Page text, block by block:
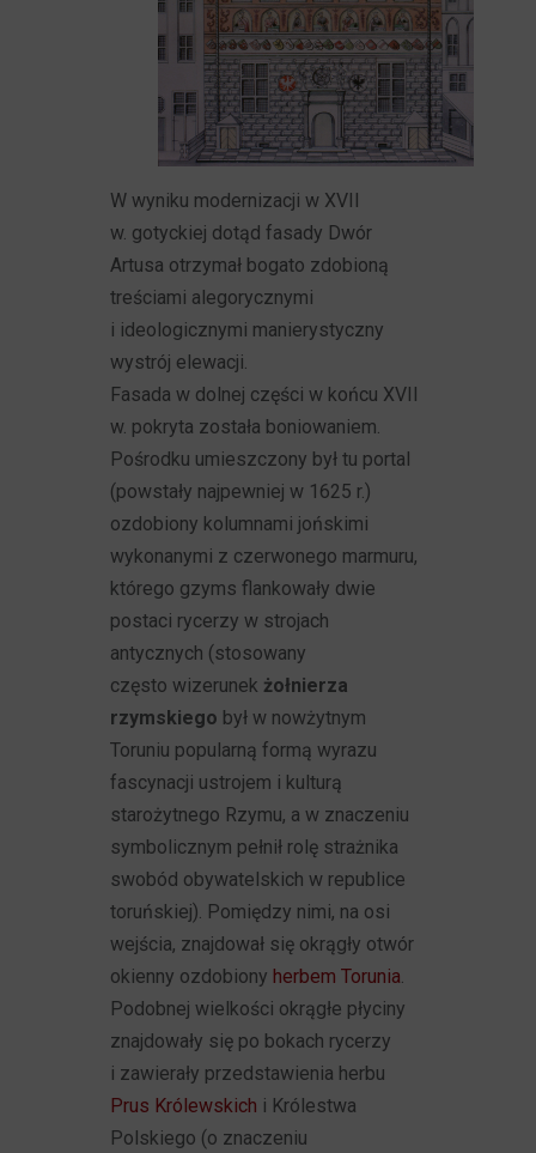
W wyniku modernizacji w XVII
w. gotyckiej dotąd fasady Dwór
Artusa otrzymał bogato zdobioną
treściami alegorycznymi
i ideologicznymi manierystyczny
wystrój elewacji.
Fasada w dolnej części w końcu XVII
w. pokryta została boniowaniem.
Pośrodku umieszczony był tu portal
(powstały najpewniej w 1625 r.)
ozdobiony kolumnami jońskimi
wykonanymi z czerwonego marmuru,
którego gzyms flankowały dwie
postaci rycerzy w strojach
antycznych (stosowany
często wizerunek żołnierza
rzymskiego był w nowżytnym
Toruniu popularną formą wyrazu
fascynacji ustrojem i kulturą
starożytnego Rzymu, a w znaczeniu
symbolicznym pełnił rolę strażnika
swobód obywatelskich w republice
toruńskiej). Pomiędzy nimi, na osi
wejścia, znajdował się okrągły otwór
okienny ozdobiony herbem Torunia.
Podobnej wielkości okrągłe płyciny
znajdowały się po bokach rycerzy
i zawierały przedstawienia herbu
Prus Królewskich i Królestwa
Polskiego (o znaczeniu